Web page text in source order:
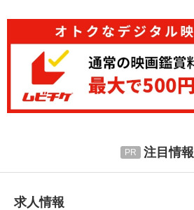
注目情報
求人情報